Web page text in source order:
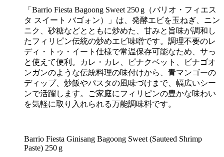
980g
【MAE
PRANOM】
個
「Barrio Fiesta Bagoong Sweet 250 g（バリオ・フィエス
タ スイート バゴォン）」は、発酵エビを玉ねぎ、ニン
ニク、砂糖などとともに炒めた、甘みと旨味が調和し
たフィリピン伝統の炒めエビ味噌です。調理不要のレ
ディ・トゥ・イート仕様で常温保存可能なため、サっ
と使えて便利。カレ・カレ、ピナクベット、ビナゴオ
ンガンのような伝統料理の味付けから、青マンゴーの
ディップ、炒飯やパスタの風味づけまで、幅広いシー
ンで活躍します。ご家庭にフィリピンの豊かな味わい
を気軽に取り入れられる万能調味料です。
Barrio Fiesta Ginisang Bagoong Sweet (Sauteed Shrimp
Paste) 250 g